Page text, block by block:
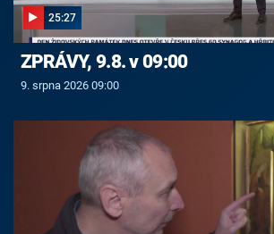
25:27
ZPRÁVY, 9.8. v 09:00
9. srpna 2026 09:00